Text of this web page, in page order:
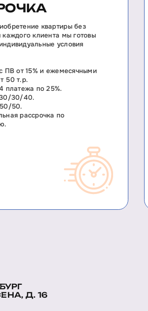
квартиры без
каждого клиента мы готовы
условия
ПВ от 15% и ежемесячными
50 т.р.
платежа по 25%.
30/30/40.
50.
рассрочка по
Д. 16